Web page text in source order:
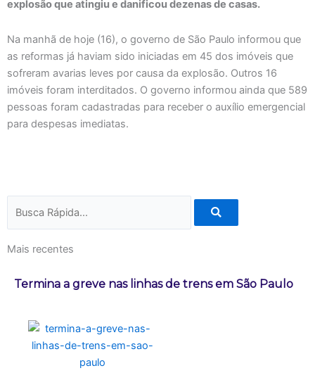
explosão que atingiu e danificou dezenas de casas.
Na manhã de hoje (16), o governo de São Paulo informou que
as reformas já haviam sido iniciadas em 45 dos imóveis que
sofreram avarias leves por causa da explosão. Outros 16
imóveis foram interditados. O governo informou ainda que 589
pessoas foram cadastradas para receber o auxílio emergencial
para despesas imediatas.
Mais recentes
Termina a greve nas linhas de trens em São Paulo